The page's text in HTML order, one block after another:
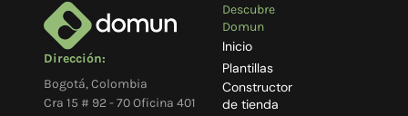
Dirección:
Bogotá, Colombia
Cra 15 # 92 - 70 Oficina 401
Descubre
Domun
Inicio
Plantillas
Constructor
de tienda